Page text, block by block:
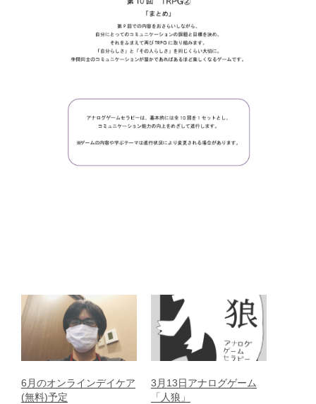
6月のオンラインデイケア
(無料)予定
3月13日アナログゲーム
「人狼」